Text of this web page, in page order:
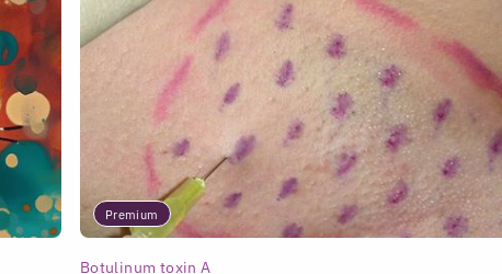
Premium
Botulinum toxin A